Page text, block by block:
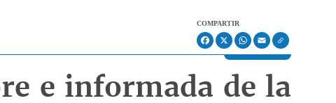
COMPARTIR
Facebook
X WhatsApp
Email
e informada de la